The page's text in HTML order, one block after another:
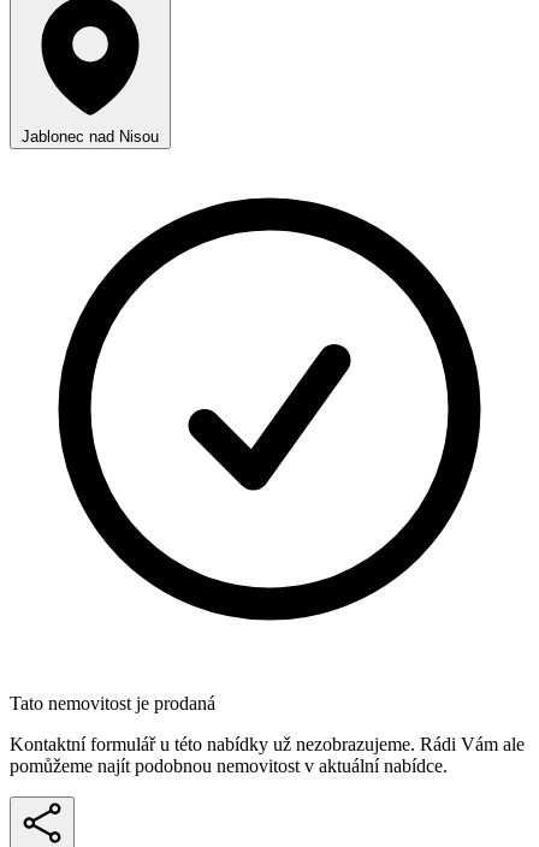
Jablonec nad Nisou
Tato nemovitost je prodaná
Kontaktní formulář u této nabídky už nezobrazujeme. Rádi Vám ale
pomůžeme najít podobnou nemovitost v aktuální nabídce.